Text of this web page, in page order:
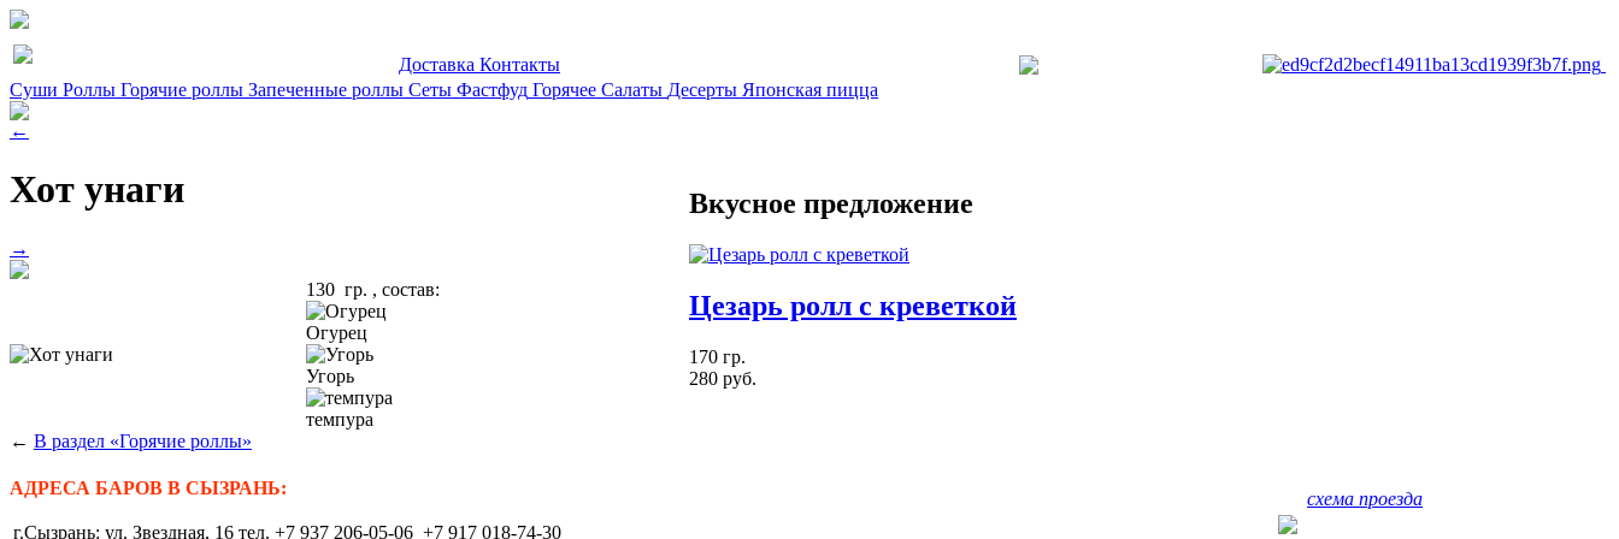
Доставка Контакты
Суши Роллы Горячие роллы Запеченные роллы Сеты Фастфуд Горячее Салаты Десерты Японская пицца
←
Хот унаги
→
130 гр. , состав:
Огурец
Угорь
темпура
← В раздел «Горячие роллы»
Вкусное предложение
Цезарь ролл с креветкой
170 гр.
280 руб.
АДРЕСА БАРОВ В СЫЗРАНЬ:
г.Сызрань: ул. Звездная, 16 тел. +7 937 206-05-06 +7 917 018-74-30
схема проезда